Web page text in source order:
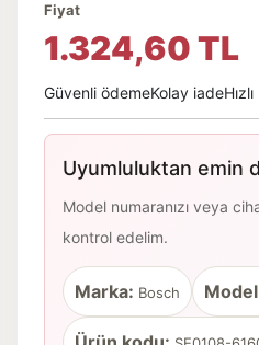
Fiyat
1.324,60 TL
Güvenli ödemeKolay iade
Uyumluluktan emin
Model numaranızı veya
kontrol edelim.
Marka: Bosch